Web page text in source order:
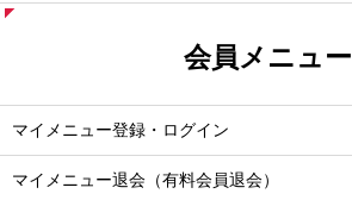
会員メニュー
マイメニュー登録・ログイン
マイメニュー退会（有料会員退会）